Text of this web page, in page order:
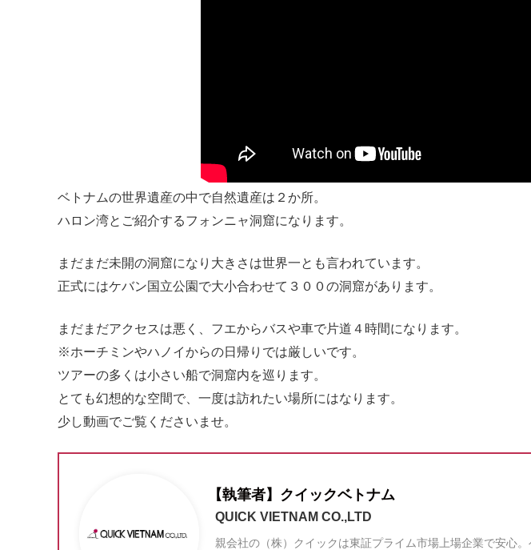
ベトナムの世界遺産の中で自然遺産は２か所。
ハロン湾とご紹介するフォンニャ洞窟になります。
まだまだ未開の洞窟になり大きさは世界一とも言われています。
正式にはケバン国立公園で大小合わせて３００の洞窟があります。
まだまだアクセスは悪く、フエからバスや車で片道４時間になります。
※ホーチミンやハノイからの日帰りでは厳しいです。
ツアーの多くは小さい船で洞窟内を巡ります。
とても幻想的な空間で、一度は訪れたい場所にはなります。
少し動画でご覧くださいませ。
【執筆者】クイックベトナム
QUICK VIETNAM CO.,LTD
親会社の（株）クイックは東証プライム市場上場企業で安心